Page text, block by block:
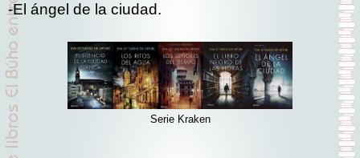
-El ángel de la ciudad.
Serie Kraken